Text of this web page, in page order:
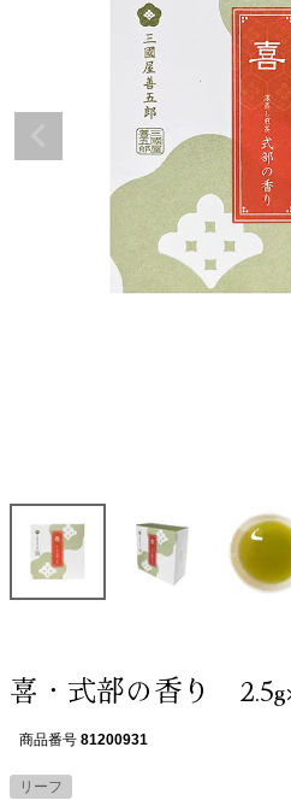
喜・式部の香り
商品番号 81200931
リーフ